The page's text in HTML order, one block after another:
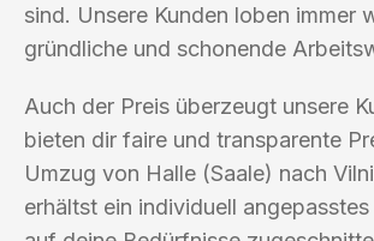
sind. Unsere Kunden loben immer
gründliche und schonende
Auch der Preis überzeugt unsere
bieten dir faire und transparente
Umzug von Halle (Saale) nach
erhältst ein individuell